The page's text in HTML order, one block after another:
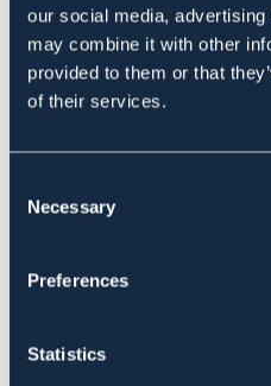
our social media,
may combine it with other
provided to them or that
of their services.
Selection
Necessary
Preferences
Statistics
Art.nr. 508
SÄLJS ENDAST I BUTIK
Recensioner
Liknande produkter